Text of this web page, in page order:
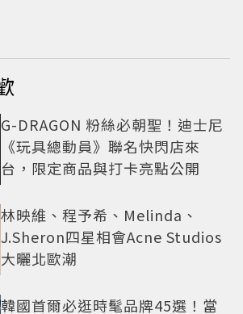
G-DRAGON 粉絲必朝聖！迪士尼
《玩具總動員》聯名快閃店來
台，限定商品與打卡亮點公開
林映維、程予希、Melinda、
J.Sheron四星相會Acne Studios
大曬北歐潮
韓國首爾必逛時髦品牌45選！當